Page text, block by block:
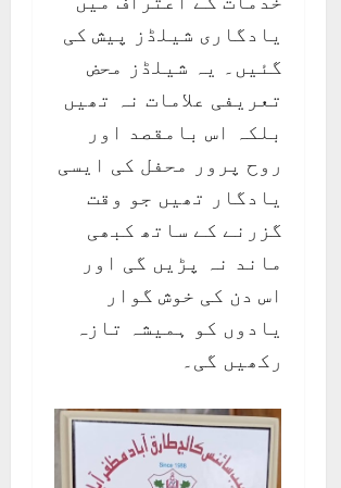
یادگاری شیلڈز پیش کی
گئیں۔ یہ شیلڈز محض
تعریفی علامات نہ تھیں
بلکہ اس بامقصد اور
روح پرور محفل کی ایسی
یادگار تھیں جو وقت
گزرنے کے ساتھ کبھی
ماند نہ پڑیں گی اور
اس دن کی خوش گوار
یادوں کو ہمیشہ تازہ
رکھیں گی۔